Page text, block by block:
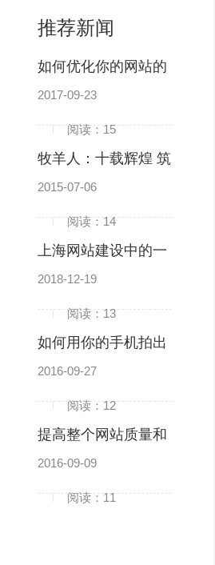
推荐新闻
如何优化你的网站的
图片
2017-09-23
阅读：15
牧羊人：十载辉煌 筑
就企业网站精品
2015-07-06
阅读：14
上海网站建设中的一
个中心两个基本点
2018-12-19
阅读：13
如何用你的手机拍出
完美的视频背景
2016-09-27
阅读：12
提高整个网站质量和
排名的最有效的方法
2016-09-09
阅读：11